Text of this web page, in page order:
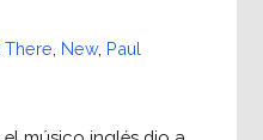
There New, Paul